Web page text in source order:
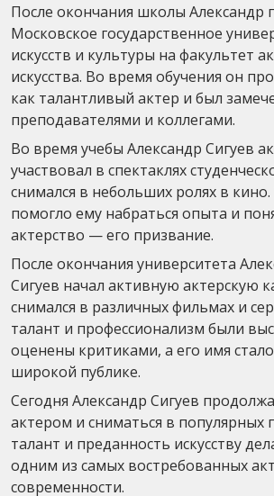
После окончания школы Александр
Московское государственное
искусств и культуры на факультет
искусства. Во время обучения он
как талантливый актер и был
преподавателями и коллегами.
Во время учебы Александр Сигуев
участвовал в спектаклях
снимался в небольших ролях в кино.
помогло ему набраться опыта и
актерство — его призвание.
После окончания университета
Сигуев начал активную актерскую
снимался в различных фильмах и
талант и профессионализм были
оценены критиками, а его имя
широкой публике.
Сегодня Александр Сигуев
актером и сниматься в популярных
талант и преданность искусству
одним из самых востребованных
современности.